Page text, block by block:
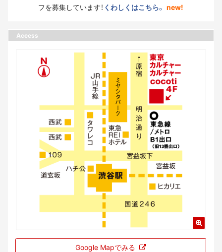
フを募集しています！ くわしくはこちら。 new!
Access
Google Mapでみる